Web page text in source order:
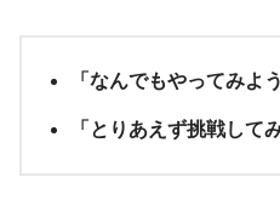
「なんでもやってみよう
「とりあえず挑戦して